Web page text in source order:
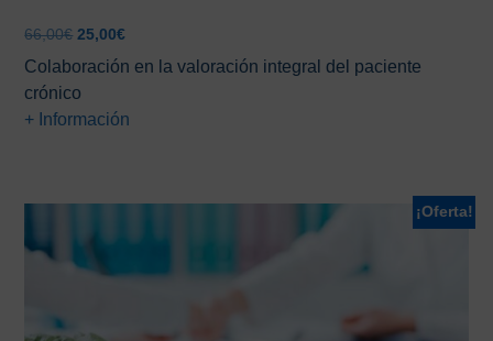
66,00€ El
precio
original
era:
66,00€.
25,00€El
precio
actual
25,00€.
Colaboración en la valoración integral del paciente
crónico
+ Información
¡Oferta!